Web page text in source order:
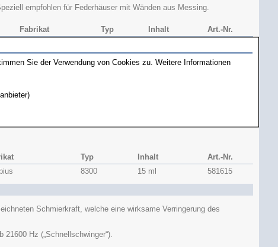
empfohlen für Federhäuser mit Wänden aus Messing.
Fabrikat Typ Inhalt
Art.-Nr.
Moebius 8213 15 ml
581611
Typ Inhalt
Art.-Nr.
8300 15 ml 581615
Schmierkraft, welche eine wirksame Verringerung des
Hz („Schnellschwinger“).
Sie der Verwendung von Cookies zu. Weitere Informationen